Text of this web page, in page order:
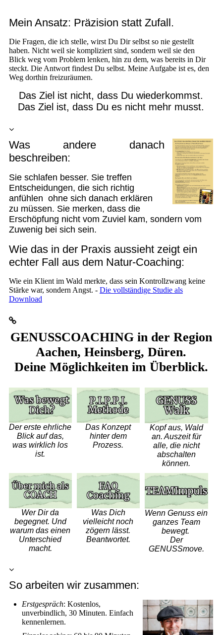
Mein Ansatz: Präzision statt Zufall.
Die Fragen, die ich stelle, wirst Du Dir selbst so nie gestellt
haben. Nicht weil sie kompliziert sind, sondern weil sie den
Blick weg vom Problem lenken, hin zu dem, was bereits in Dir
steckt. Die Antwort findest Du selbst. Meine Aufgabe ist es, den
Weg dorthin freizuräumen.
Das Ziel ist nicht, dass Du wiederkommst.
Das Ziel ist, dass Du es nicht mehr musst.
Was andere danach
beschreiben:
Sie schlafen besser. Sie treffen
Entscheidungen, die sich richtig
anfühlen ohne sich danach erklären
zu müssen. Sie merken, dass die
Erschöpfung nicht vom Zuviel kam, sondern vom
Zuwenig bei sich sein.
Wie das in der Praxis aussieht zeigt ein
echter Fall aus dem Natur-Coaching:
Wie ein Klient im Wald merkte, dass sein Kontrollzwang keine
Stärke war, sondern Angst. - Die vollständige Studie als
Download
GENUSSCOACHING in der Region
Aachen, Heinsberg, Düren.
Deine Möglichkeiten im Überblick.
Der erste ehrliche
Blick auf das,
was wirklich los
ist.
Das Konzept
hinter dem
Prozess.
Kopf aus, Wald
an. Auszeit für
alle, die nicht
abschalten
können.
Wer Dir da
begegnet. Und
warum das einen
Unterschied
macht.
Was Dich
vielleicht noch
zögern lässt.
Beantwortet.
Wenn Genuss ein
ganzes Team
bewegt.
Der
GENUSSmove.
So arbeiten wir zusammen:
Erstgespräch: Kostenlos,
unverbindlich, 30 Minuten. Einfach
kennenlernen.